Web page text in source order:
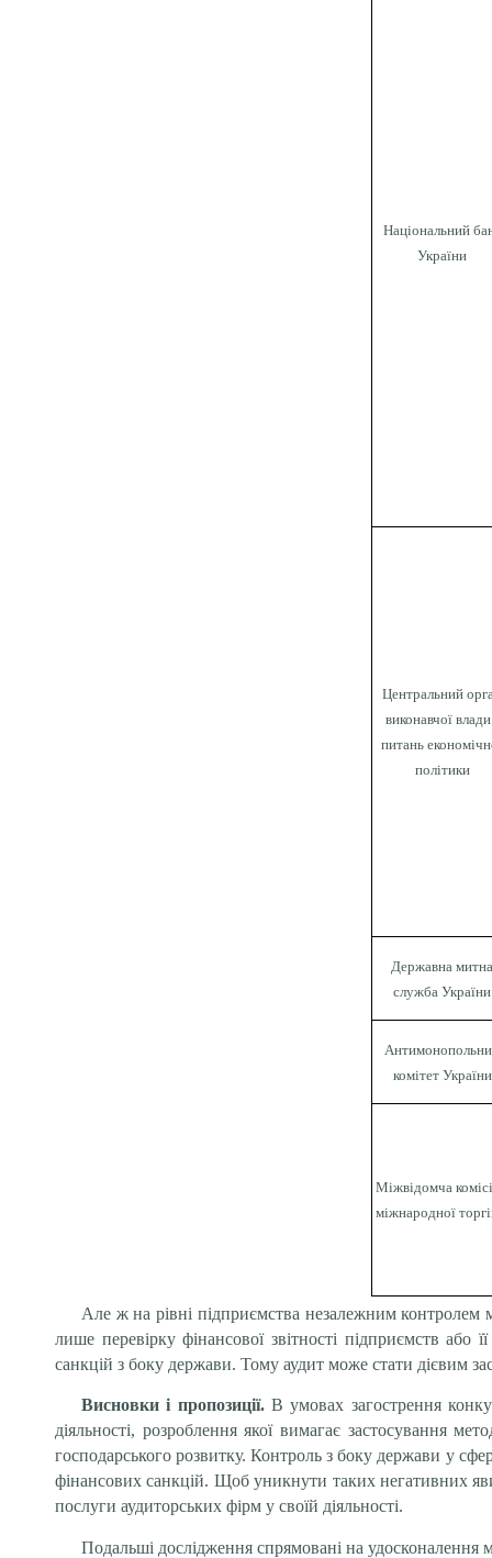
Національний
України
Центральний
виконавчої влади
питань
політики
Державна
служба України
комітет України
Міжвідомча
міжнародної
Але ж на рівні підприємства незалежним контролем
лише перевірку фінансової звітності підприємств
санкцій з боку держави. Тому аудит може стати дієвим
Висновки і пропозиції.В умовах загострення
діяльності, розроблення якої вимагає застосування
господарського розвитку. Контроль з боку держави у
фінансових санкцій. Щоб уникнути таких негативних
послуги аудиторських фірм у своїй діяльності.
Подальші дослідження спрямовані на удосконалення